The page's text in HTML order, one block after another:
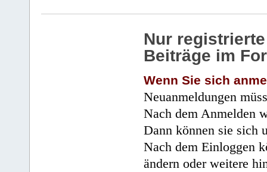
Nur
Beiträge im
Wenn Sie sich
Neuanmeldungen
Nach dem Anmelden
Dann können sie sich
Nach dem Einloggen
ändern oder weitere